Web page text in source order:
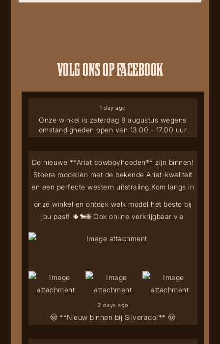
VOLG ONS OP FACEBOOK
Onze winkel is zaterdag 8 augustus wegens
omstandigheden open van 13.00 - 17.00 uur
1 day ago
🤠 **Nieuw binnen bij Silverado!** 🤠
De nieuwe **Ariat cowboyhoeden** zijn binnen!
Stoere modellen met de bekende Ariat-kwaliteit
en een perfecte western uitstraling.Kom langs in
onze winkel en ontdek welk model het beste bij
jou past! 🌵🐎🌐 Ook online verkrijgbaar via
2 days ago